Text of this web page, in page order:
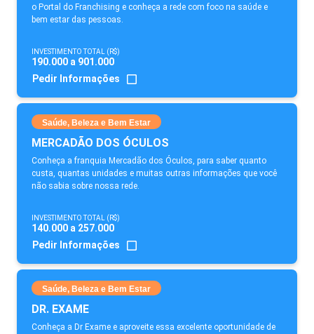
o Portal do Franchising e conheça a rede com foco na saúde e
bem estar das pessoas.
INVESTIMENTO TOTAL (R$)
190.000 a 901.000
Pedir Informações
Saúde, Beleza e Bem Estar
MERCADÃO DOS ÓCULOS
Conheça a franquia Mercadão dos Óculos, para saber quanto
custa, quantas unidades e muitas outras informações que você
não sabia sobre nossa rede.
INVESTIMENTO TOTAL (R$)
140.000 a 257.000
Pedir Informações
Saúde, Beleza e Bem Estar
DR. EXAME
Conheça a Dr Exame e aproveite essa excelente oportunidade de